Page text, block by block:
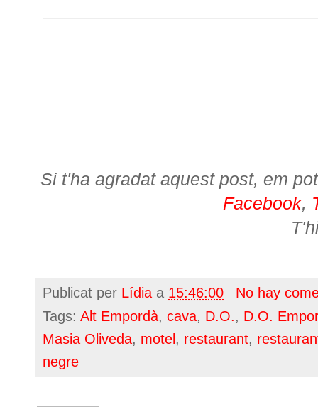
Si t'ha agradat aquest post, em
Facebook,
Publicat per Lídia a 15:46:00
No hay
Tags: Alt Empordà, cava, D.O., D.O.
Masia Oliveda, motel , restaurant,
negre